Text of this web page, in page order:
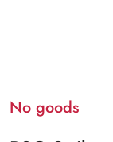
No goods